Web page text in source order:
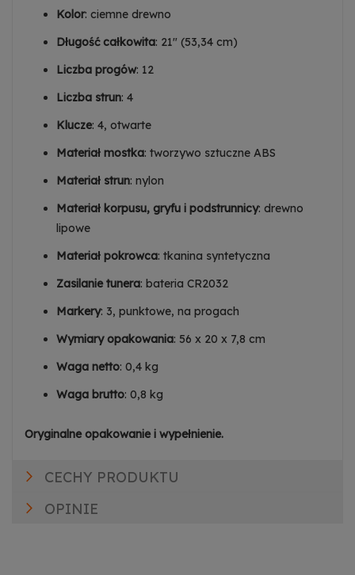
Kolor: ciemne drewno
Długość całkowita: 21" (53,34 cm)
Liczba progów: 12
Liczba strun: 4
Klucze: 4, otwarte
Materiał mostka: tworzywo sztuczne ABS
Materiał strun: nylon
Materiał korpusu, gryfu i podstrunnicy: drewno
lipowe
Materiał pokrowca: tkanina syntetyczna
Zasilanie tunera: bateria CR2032
Markery: 3, punktowe, na progach
Wymiary opakowania: 56 x 20 x 7,8 cm
Waga netto: 0,4 kg
Waga brutto: 0,8 kg
Oryginalne opakowanie i wypełnienie.
CECHY PRODUKTU
OPINIE